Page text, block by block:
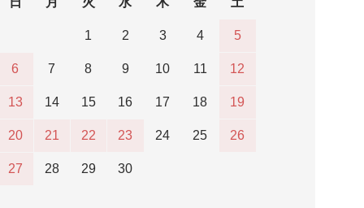
1 2 3 4 5
6 7 8 9 10 11 12
13 14 15 16 17 18 19
20 21 22 23 24 25 26
27 28 29 30